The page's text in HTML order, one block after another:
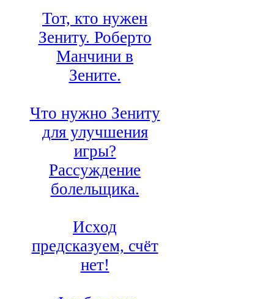
Тот, кто нужен
Зениту. Роберто
Манчини в
Зените.
Что нужно Зениту
для улучшения
игры?
Рассуждение
болельщика.
Исход
предсказуем, счёт
нет!